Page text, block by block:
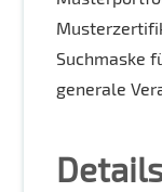
Suchmaske
generale